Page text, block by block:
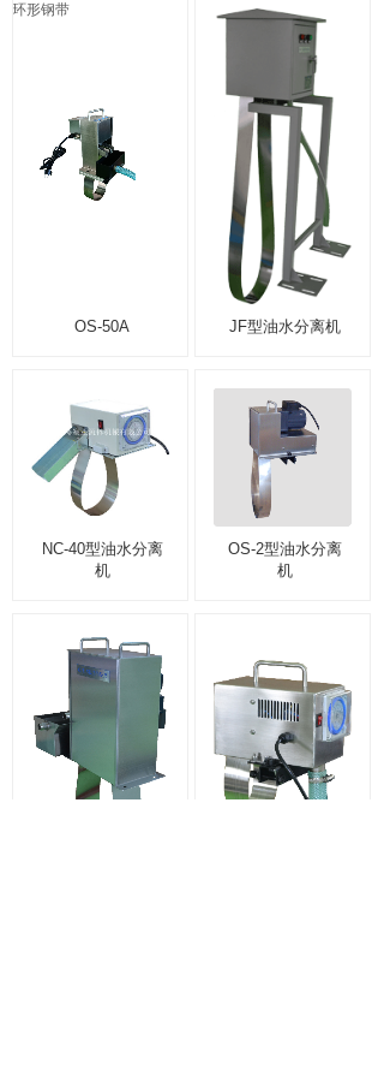
环形钢带
OS-50A JF型油水分离机
NC-40型油水分离
机
OS-2型油水分离
机